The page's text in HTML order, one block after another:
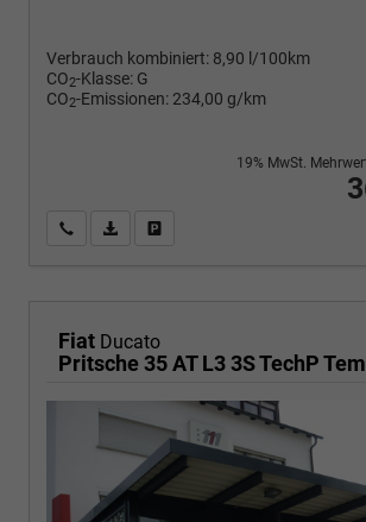
Verbrauch kombiniert: 8,90 l/100km
CO2-Klasse: G
CO2-Emissionen: 234,00 g/km
19% MwSt.
Wir rufen Sie anPDF-Fahrzeugexposé drucken
Fiat Ducato